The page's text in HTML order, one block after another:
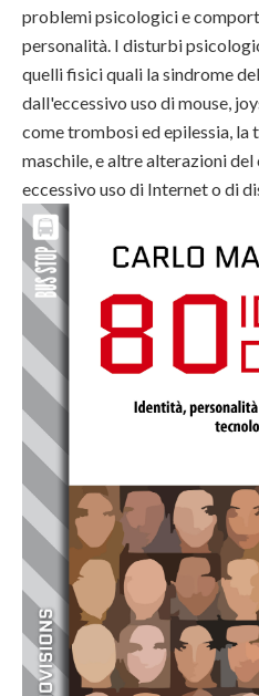
problemi psicologici e
personalità. I disturbi
quelli fisici quali la sindrome
dall'eccessivo uso di mouse,
come trombosi ed epilessia,
maschile, e altre alterazioni
eccessivo uso di Internet o di